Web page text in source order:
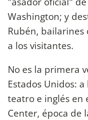
Washington; y
Rubén, bailarines
a los visitantes.
No es la primera
Estados Unidos:
teatro e inglés en
Center, época de